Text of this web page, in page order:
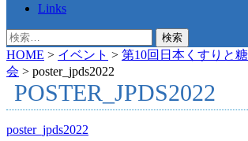
Links
検
索:
HOME > イベント > 第10回日本くすりと
会 > poster_jpds2022
POSTER_JPDS2022
poster_jpds2022